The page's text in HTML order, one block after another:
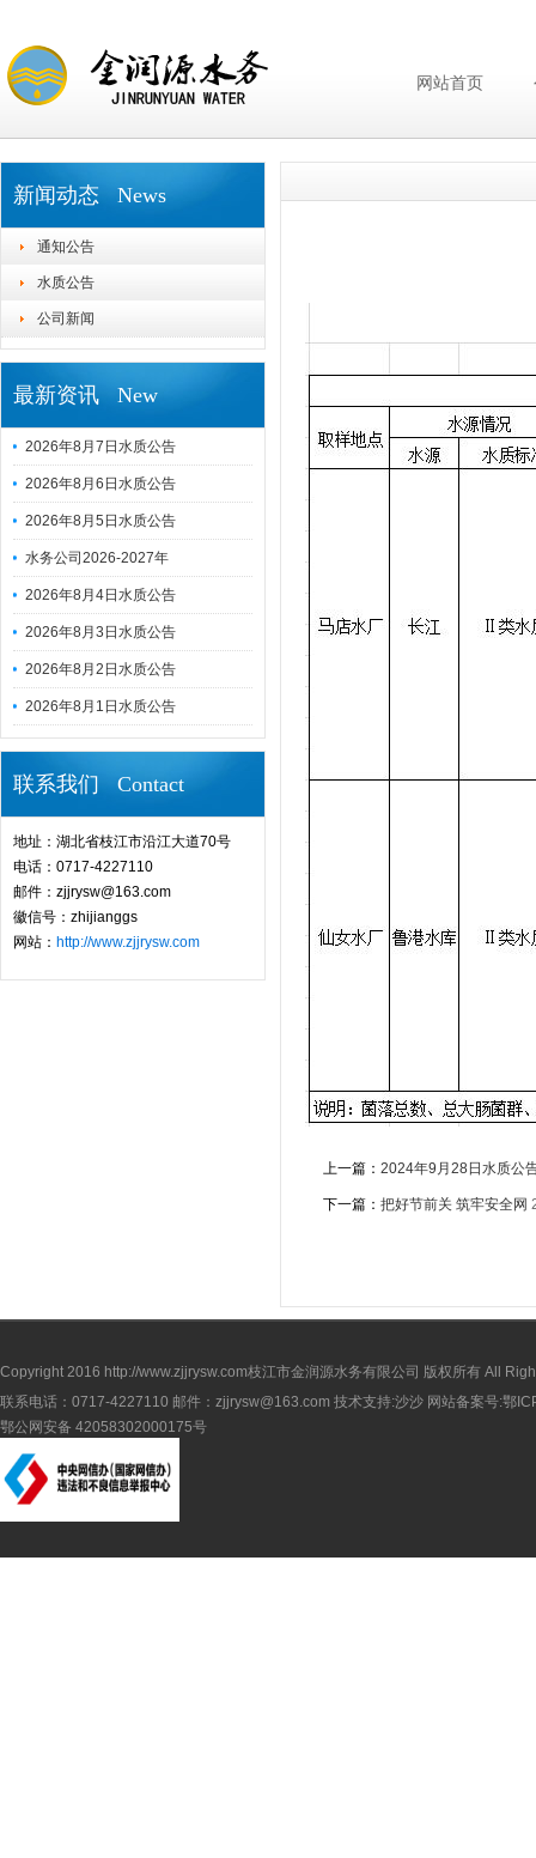
网站首页
新闻动态 News
通知公告
水质公告
公司新闻
最新资讯 New
2026年8月7日水质公告
2026年8月6日水质公告
2026年8月5日水质公告
水务公司2026-2027年
2026年8月4日水质公告
2026年8月3日水质公告
2026年8月2日水质公告
2026年8月1日水质公告
联系我们 Contact
地址：湖北省枝江市沿江大道70号
电话：0717-4227110
邮件：zjjrysw@163.com
徽信号：zhijianggs
网站： http://www.zjjrysw.com
上一篇： 2024年9月28日水质公
下一篇： 把好节前关 筑牢安全网
Copyright 2016 http://www.zjjrysw.com枝江市金润源水务有限公司 版权所有 All
联系电话：0717-4227110 邮件：zjjrysw@163.com 技术支持:沙沙 网站备案号:鄂
鄂公网安备 42058302000175号